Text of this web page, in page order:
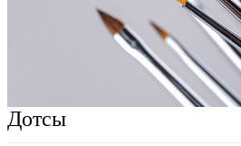
Дотсы